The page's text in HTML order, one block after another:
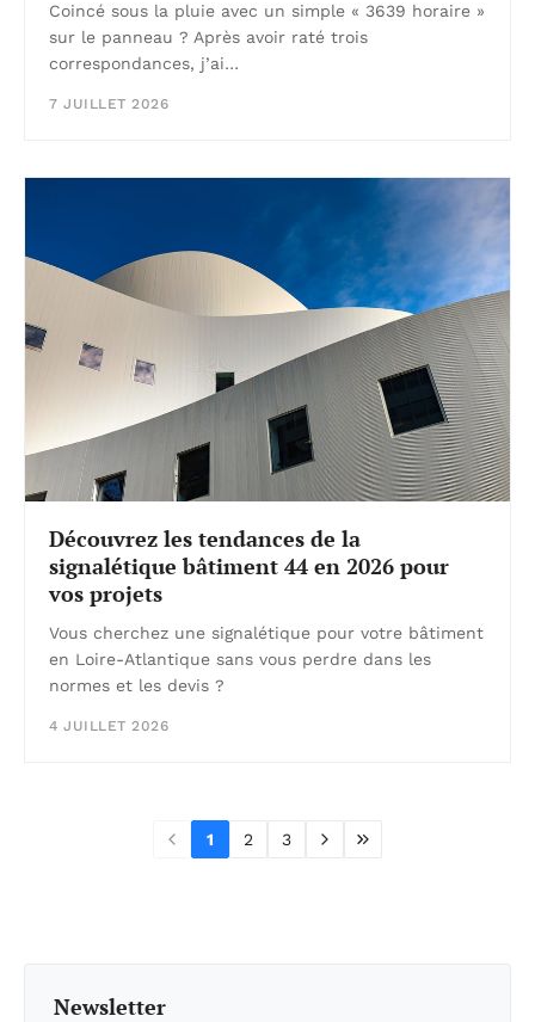
Coincé sous la pluie avec un simple « 3639 horaire »
sur le panneau ? Après avoir raté trois
correspondances, j’ai…
7 JUILLET 2026
Découvrez les tendances de la
signalétique bâtiment 44 en 2026 pour
vos projets
Vous cherchez une signalétique pour votre bâtiment
en Loire-Atlantique sans vous perdre dans les
normes et les devis ?
4 JUILLET 2026
1 2 3
Newsletter